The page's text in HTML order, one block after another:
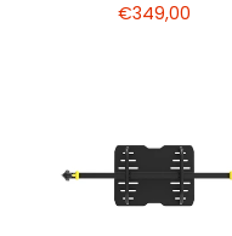
€349,00